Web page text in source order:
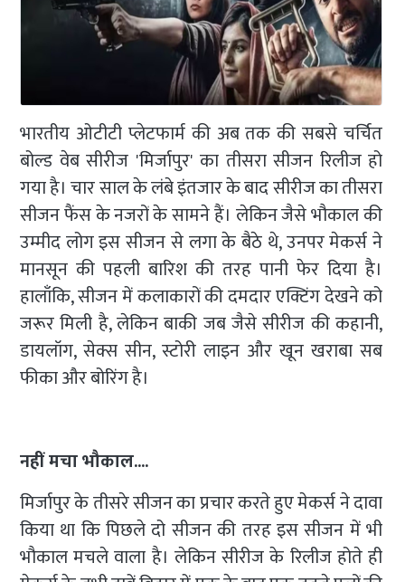
भारतीय ओटीटी प्लेटफार्म की अब तक की सबसे चर्चित
बोल्ड वेब सीरीज 'मिर्जापुर' का तीसरा सीजन रिलीज हो
गया है। चार साल के लंबे इंतजार के बाद सीरीज का तीसरा
सीजन फैंस के नजरों के सामने हैं। लेकिन जैसे भौकाल की
उम्मीद लोग इस सीजन से लगा के बैठे थे, उनपर मेकर्स ने
मानसून की पहली बारिश की तरह पानी फेर दिया है।
हालाँकि, सीजन में कलाकारों की दमदार एक्टिंग देखने को
जरूर मिली है, लेकिन बाकी जब जैसे सीरीज की कहानी,
डायलॉग, सेक्स सीन, स्टोरी लाइन और खून खराबा सब
फीका और बोरिंग है।
नहीं मचा भौकाल....
मिर्जापुर के तीसरे सीजन का प्रचार करते हुए मेकर्स ने दावा
किया था कि पिछले दो सीजन की तरह इस सीजन में भी
भौकाल मचले वाला है। लेकिन सीरीज के रिलीज होते ही